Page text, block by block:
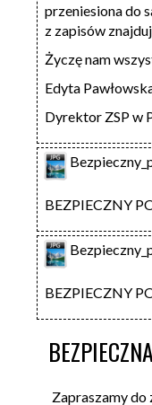
przeniesiona do
z zapisów
Życzę nam
Edyta
Dyrektor ZSP w
BEZPIECZNY
BEZPIECZNY
Zapraszamy do